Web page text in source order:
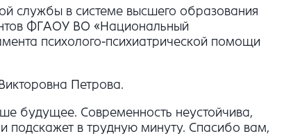
службы в системе высшего образования
ФГАОУ ВО «Национальный
психолого-психиатрической помощи
Петрова.
будущее. Современность неустойчива,
подскажет в трудную минуту. Спасибо вам,